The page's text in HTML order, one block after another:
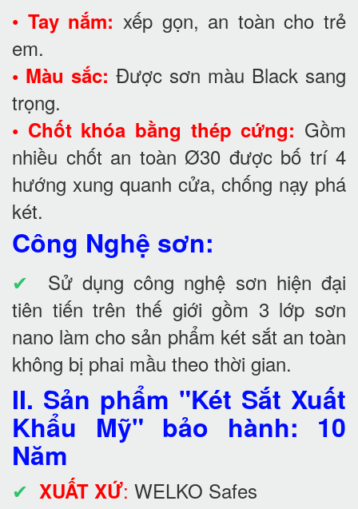
• Tay nắm: xếp gọn, an toàn cho trẻ
em.
• Màu sắc: Được sơn màu Black sang
trọng.
• Chốt khóa bằng thép cứng: Gồm
nhiều chốt an toàn Ø30 được bố trí 4
hướng xung quanh cửa, chống nạy phá
két.
Công Nghệ sơn:
✔ Sử dụng công nghệ sơn hiện đại
tiên tiến trên thế giới gồm 3 lớp sơn
nano làm cho sản phẩm két sắt an toàn
không bị phai mầu theo thời gian.
II. Sản phẩm "Két Sắt Xuất
Khẩu Mỹ" bảo hành: 10
Năm
✔ XUẤT XỨ: WELKO Safes